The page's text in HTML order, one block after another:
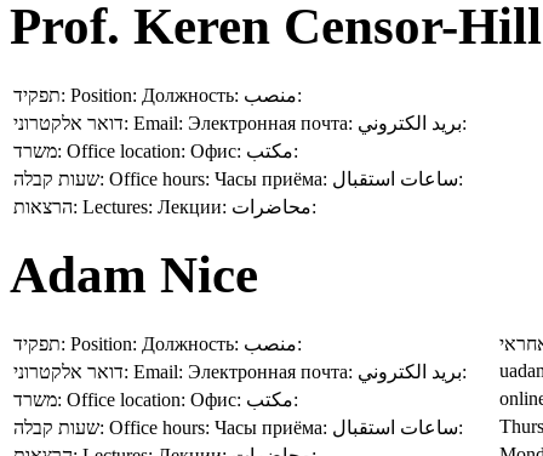
Prof. Keren Censor-
תפקיד: Position: Должность:
منصب:
דואר אלקטרוני: Email: Электронная почта:
بريد الكتروني:
משרד: Office location: Офис:
مكتب:
שעות קבלה: Office hours: Часы приёма:
ساعات استقبال:
הרצאות: Lectures: Лекции: محاضرات:
Adam Nice
תפקיד: Position: Должность: منصب:
דואר אלקטרוני: Email: Электронная почта: بريد الكتروني:
משרד: Office location: Офис:
مكتب:
שעות קבלה: Office hours: Часы приёма: ساعات استقبال: